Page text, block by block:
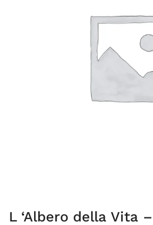
L ‘Albero della Vita